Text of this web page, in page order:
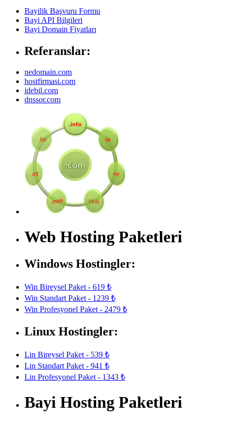
Bayilik Başvuru Formu
Bayi API Bilgileri
Bayi Domain Fiyatları
Referanslar:
nedomain.com
hostfirmasi.com
idebil.com
dnssor.com
Web Hosting Paketleri
Windows Hostingler:
Win Bireysel Paket - 619 ₺
Win Standart Paket - 1239 ₺
Win Profesyonel Paket - 2479 ₺
Linux Hostingler:
Lin Bireysel Paket - 539 ₺
Lin Standart Paket - 941 ₺
Lin Profesyonel Paket - 1343 ₺
Bayi Hosting Paketleri